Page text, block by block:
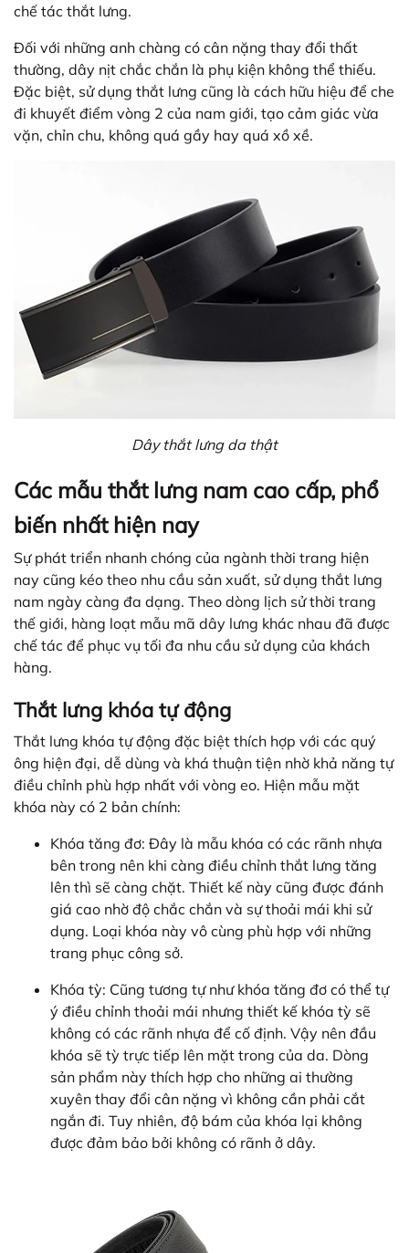
chế tác thắt lưng.
Đối với những anh chàng có cân nặng thay đổi thất
thường, dây nịt chắc chắn là phụ kiện không thể thiếu.
Đặc biệt, sử dụng thắt lưng cũng là cách hữu hiệu để che
đi khuyết điểm vòng 2 của nam giới, tạo cảm giác vừa
vặn, chỉn chu, không quá gầy hay quá xồ xề.
Dây thắt lưng da thật
Các mẫu thắt lưng nam cao cấp, phổ
biến nhất hiện nay
Sự phát triển nhanh chóng của ngành thời trang hiện
nay cũng kéo theo nhu cầu sản xuất, sử dụng thắt lưng
nam ngày càng đa dạng. Theo dòng lịch sử thời trang
thế giới, hàng loạt mẫu mã dây lưng khác nhau đã được
chế tác để phục vụ tối đa nhu cầu sử dụng của khách
hàng.
Thắt lưng khóa tự động
Thắt lưng khóa tự động đặc biệt thích hợp với các quý
ông hiện đại, dễ dùng và khá thuận tiện nhờ khả năng tự
điều chỉnh phù hợp nhất với vòng eo. Hiện mẫu mặt
khóa này có 2 bản chính:
Khóa tăng đơ: Đây là mẫu khóa có các rãnh nhựa
bên trong nên khi càng điều chỉnh thắt lưng tăng
lên thì sẽ càng chặt. Thiết kế này cũng được đánh
giá cao nhờ độ chắc chắn và sự thoải mái khi sử
dụng. Loại khóa này vô cùng phù hợp với những
trang phục công sở.
Khóa tỳ: Cũng tương tự như khóa tăng đơ có thể tự
ý điều chỉnh thoải mái nhưng thiết kế khóa tỳ sẽ
không có các rãnh nhựa để cố định. Vậy nên đầu
khóa sẽ tỳ trực tiếp lên mặt trong của da. Dòng
sản phẩm này thích hợp cho những ai thường
xuyên thay đổi cân nặng vì không cần phải cắt
ngắn đi. Tuy nhiên, độ bám của khóa lại không
được đảm bảo bởi không có rãnh ở dây.